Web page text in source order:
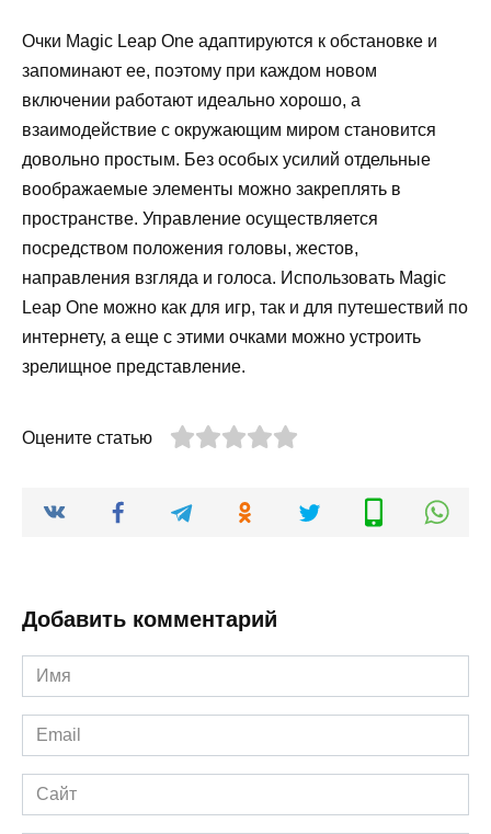
Очки Magic Leap One адаптируются к обстановке и
запоминают ее, поэтому при каждом новом
включении работают идеально хорошо, а
взаимодействие с окружающим миром становится
довольно простым. Без особых усилий отдельные
воображаемые элементы можно закреплять в
пространстве. Управление осуществляется
посредством положения головы, жестов,
направления взгляда и голоса. Использовать Magic
Leap One можно как для игр, так и для путешествий по
интернету, а еще с этими очками можно устроить
зрелищное представление.
Оцените статью
Добавить комментарий
Имя
*
Email
*
Сайт